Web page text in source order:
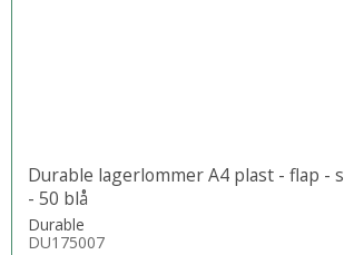
Durable lagerlommer A4 plast - flap -
- 50 blå
Durable
DU175007